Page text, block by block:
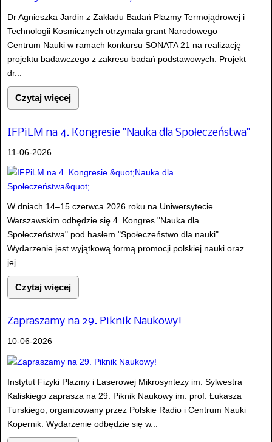
Dr Agnieszka Jardin z Zakładu Badań Plazmy Termojądrowej i
Technologii Kosmicznych otrzymała grant Narodowego
Centrum Nauki w ramach konkursu SONATA 21 na realizację
projektu badawczego z zakresu badań podstawowych. Projekt
dr...
Czytaj więcej
IFPiLM na 4. Kongresie "Nauka dla Społeczeństwa"
11-06-2026
W dniach 14–15 czerwca 2026 roku na Uniwersytecie
Warszawskim odbędzie się 4. Kongres "Nauka dla
Społeczeństwa" pod hasłem "Społeczeństwo dla nauki".
Wydarzenie jest wyjątkową formą promocji polskiej nauki oraz
jej...
Czytaj więcej
Zapraszamy na 29. Piknik Naukowy!
10-06-2026
Instytut Fizyki Plazmy i Laserowej Mikrosyntezy im. Sylwestra
Kaliskiego zaprasza na 29. Piknik Naukowy im. prof. Łukasza
Turskiego, organizowany przez Polskie Radio i Centrum Nauki
Kopernik. Wydarzenie odbędzie się w...